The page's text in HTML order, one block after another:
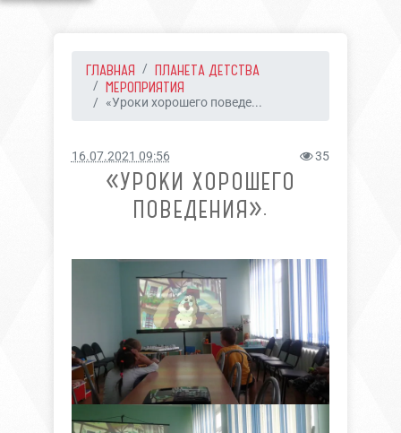
ГЛАВНАЯ
ПЛАНЕТА ДЕТСТВА
МЕРОПРИЯТИЯ
«Уроки хорошего поведе...
16.07.2021 09:56 35
«УРОКИ ХОРОШЕГО
ПОВЕДЕНИЯ».